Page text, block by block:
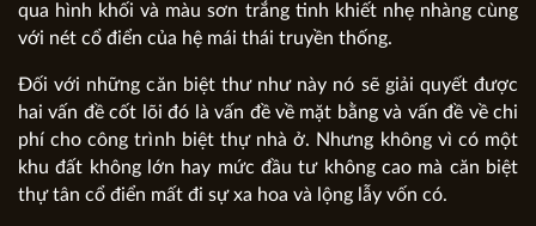
qua hình khối và màu sơn trắng tinh khiết nhẹ nhàng cùng
với nét cổ điển của hệ mái thái truyền thống.
Đối với những căn biệt thư như này nó sẽ giải quyết được
hai vấn đề cốt lõi đó là vấn đề về mặt bằng và vấn đề về chi
phí cho công trình biệt thự nhà ở. Nhưng không vì có một
khu đất không lớn hay mức đầu tư không cao mà căn biệt
thự tân cổ điển mất đi sự xa hoa và lộng lẫy vốn có.